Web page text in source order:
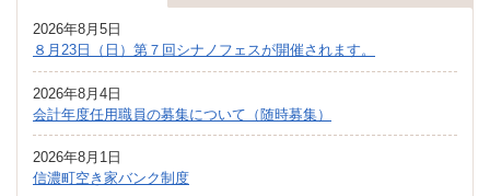
2026年8月5日
８月23日（日）第７回シナノフェスが開催されます。
2026年8月4日
会計年度任用職員の募集について（随時募集）
2026年8月1日
信濃町空き家バンク制度